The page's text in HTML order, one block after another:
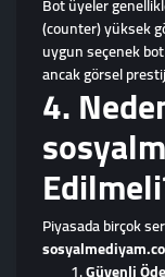
(counter) yüksek
uygun seçenek
ancak görsel
4.
Piyasada birçok